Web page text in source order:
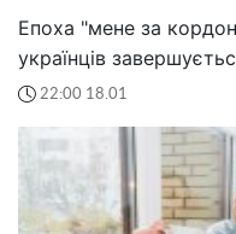
Епоха "мене за
українців
22:00 18.01